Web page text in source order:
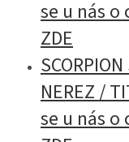
se u nás o
ZDE
NEREZ /
se u nás o